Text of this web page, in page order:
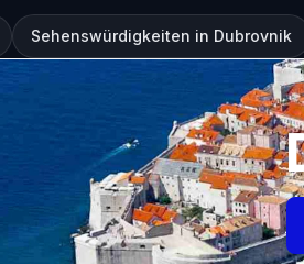
Sehenswürdigkeiten in Dubrovnik